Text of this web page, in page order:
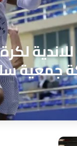
جمعية